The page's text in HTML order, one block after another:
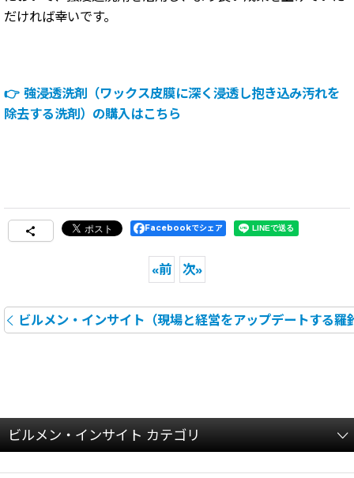
だければ幸いです。
👉 強浸透洗剤（ワックス皮膜に深く浸透し抱き込み汚れを
除去する洗剤）の購入はこちら
Facebookでシェア
«前 次»
ビルメン・インサイト（現場と経営をアップデートする羅
ビルメン・インサイト カテゴリ